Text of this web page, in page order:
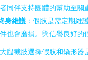
同伴支持團體的幫助至關
身維護 ：假肢是需定期維
也會磨損。與信譽良好的
腿截肢選擇假肢和矯形器